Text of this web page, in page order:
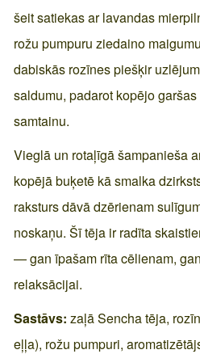
šeit satiekas ar lavandas
rožu pumpuru ziedaino
dabiskās rozīnes piešķir
saldumu, padarot kopējo
samtainu.
Vieglā un rotaļīgā šampanieša
kopējā buķetē kā smalka
raksturs dāvā dzērienam
noskaņu. Šī tēja ir radīta
— gan īpašam rīta cēlienam,
relaksācijai.
Sastāvs: zaļā Sencha tēja,
eļļa), rožu pumpuri,